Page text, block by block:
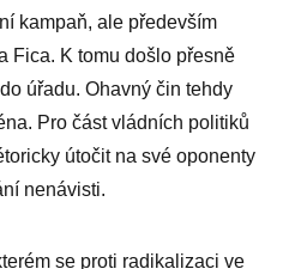
kampaň, ale především
Fica. K tomu došlo přesně
úřadu. Ohavný čin tehdy
Pro část vládních politiků
útočit na své oponenty
nenávisti.
se proti radikalizaci ve